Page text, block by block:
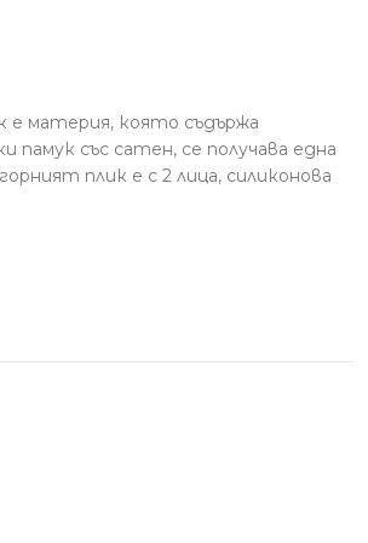
е материя, която съдържа
памук със сатен, се получава една
плик е с 2 лица, силиконова